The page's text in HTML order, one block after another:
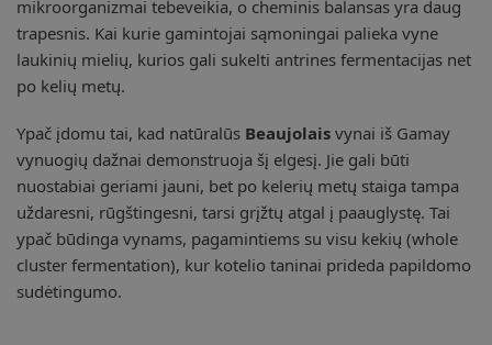
mikroorganizmai tebeveikia, o cheminis balansas yra daug
trapesnis. Kai kurie gamintojai sąmoningai palieka vyne
laukinių mielių, kurios gali sukelti antrines fermentacijas net
po kelių metų.
Ypač įdomu tai, kad natūralūs Beaujolais vynai iš Gamay
vynuogių dažnai demonstruoja šį elgesį. Jie gali būti
nuostabiai geriami jauni, bet po kelerių metų staiga tampa
uždaresni, rūgštingesni, tarsi grįžtų atgal į paauglystę. Tai
ypač būdinga vynams, pagamintiems su visu kekių (whole
cluster fermentation), kur kotelio taninai prideda papildomo
sudėtingumo.